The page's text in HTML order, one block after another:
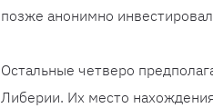
позже анонимно
Остальные четверо
Либерии. Их место